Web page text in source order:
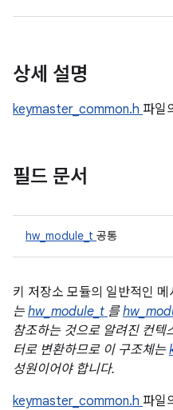
상세 설명
keymaster_common.h 파일
필드 문서
hw_module_t 공통
키 저장소 모듈의 일반적인 메
는hw_module_t 를
참조하는 것으로 알려진 컨텍
터로 변환하므로 이 구조체는
성원이어야 합니다.
keymaster_common.h 파일